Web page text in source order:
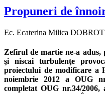
Propuneri de
Ec. Ecaterina Milica
Zefirul de martie ne-a adus,
şi niscai turbulenţe
proiectului de modificare a
noiembrie 2012 a OUG
completat OUG nr.34/